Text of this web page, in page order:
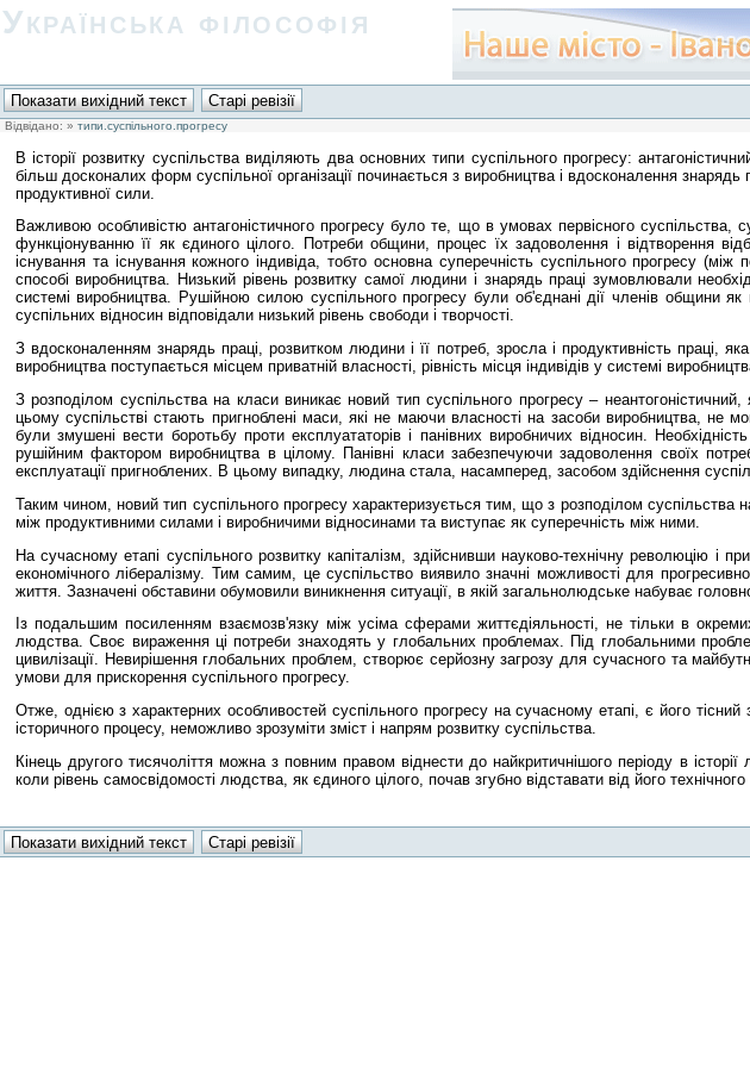
Українська філософія
Відвідано: » типи.суспільного.прогресу
В історії розвитку суспільства виділяють два основних типи суспільного прогресу:
більш досконалих форм суспільної організації починається з виробництва і вдосконалення
продуктивної сили.
Важливою особливістю антагоністичного прогресу було те, що в умовах первісного
функціонуванню її як єдиного цілого. Потреби общини, процес їх задоволення і відтворення
існування та існування кожного індивіда, тобто основна суперечність суспільного прогресу
способі виробництва. Низький рівень розвитку самої людини і знарядь праці зумовлювали
системі виробництва. Рушійною силою суспільного прогресу були об'єднані дії членів общини
суспільних відносин відповідали низький рівень свободи і творчості.
З вдосконаленням знарядь праці, розвитком людини і її потреб, зросла і продуктивність праці,
виробництва поступається місцем приватній власності, рівність місця індивідів у системі
З розподілом суспільства на класи виникає новий тип суспільного прогресу –
цьому суспільстві стають пригноблені маси, які не маючи власності на засоби виробництва, не
були змушені вести боротьбу проти експлуататорів і панівних виробничих відносин.
рушійним фактором виробництва в цілому. Панівні класи забезпечуючи задоволення своїх
експлуатації пригноблених. В цьому випадку, людина стала, насамперед, засобом здійснення
Таким чином, новий тип суспільного прогресу характеризується тим, що з розподілом
між продуктивними силами і виробничими відносинами та виступає як суперечність між ними.
На сучасному етапі суспільного розвитку капіталізм, здійснивши науково-технічну революцію
економічного лібералізму. Тим самим, це суспільство виявило значні можливості для
життя. Зазначені обставини обумовили виникнення ситуації, в якій загальнолюдське набуває
Із подальшим посиленням взаємозв'язку між усіма сферами життєдіяльності, не тільки в
людства. Своє вираження ці потреби знаходять у глобальних проблемах. Під глобальними
цивилізації. Невирішення глобальних проблем, створює серйозну загрозу для сучасного та
умови для прискорення суспільного прогресу.
Отже, однією з характерних особливостей суспільного прогресу на сучасному етапі, є його
історичного процесу, неможливо зрозуміти зміст і напрям розвитку суспільства.
Кінець другого тисячоліття можна з повним правом віднести до найкритичнішого періоду в
коли рівень самосвідомості людства, як єдиного цілого, почав згубно відставати від його